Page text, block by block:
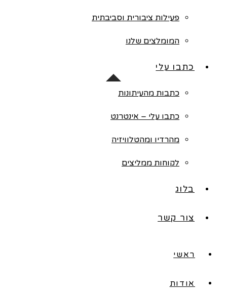
פעילות ציבורית וסביבתית
המומלצים שלנו
כתבו עלי
כתבות מהעיתונות
כתבו עלי – אינטרנט
מהרדיו ומהטלוויזיה
לקוחות ממליצים
בלוג
צור קשר
ראשי
אודות